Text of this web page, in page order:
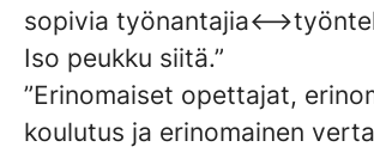
sopivia
Iso peukku siitä.”
”Erinomaiset opettajat,
koulutus ja erinomainen